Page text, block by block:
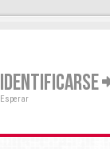
IDENTIFICARSE
Esperar